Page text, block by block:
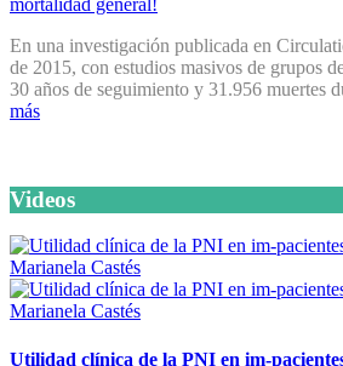
En una investigación publicada en
de 2015, con estudios masivos de grupos
30 años de seguimiento y 31.956 muertes
más
Videos
Utilidad clínica de la PNI en im-